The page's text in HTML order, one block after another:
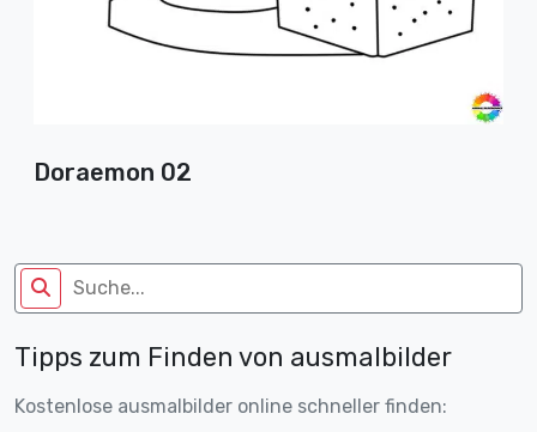
Doraemon 02
Tipps zum Finden von ausmalbilder
Kostenlose ausmalbilder online schneller finden: